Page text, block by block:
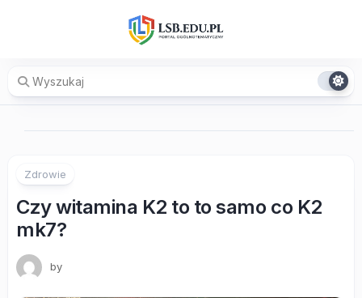
Zdrowie
Czy witamina K2 to to samo co K2
mk7?
by